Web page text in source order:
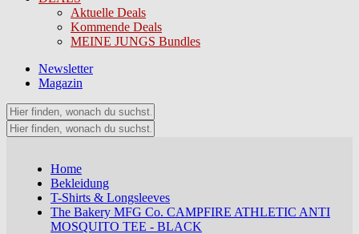
Aktuelle Deals
Kommende Deals
MEINE JUNGS Bundles
Newsletter
Magazin
Home
Bekleidung
T-Shirts & Longsleeves
The Bakery MFG Co. CAMPFIRE ATHLETIC ANTI
MOSQUITO TEE - BLACK